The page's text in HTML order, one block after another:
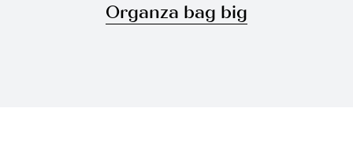
Organza bag big